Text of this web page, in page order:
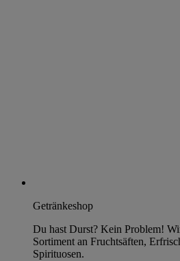
Getränkeshop
Du hast Durst? Kein Problem!
Sortiment an Fruchtsäften,
Spirituosen.